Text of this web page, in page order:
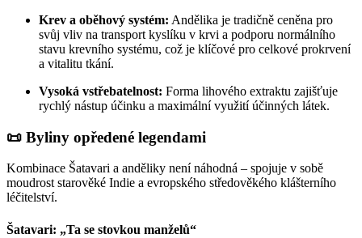
Krev a oběhový systém: Andělika je tradičně ceněna pro
svůj vliv na transport kyslíku v krvi a podporu normálního
stavu krevního systému, což je klíčové pro celkové prokrvení
a vitalitu tkání.
Vysoká vstřebatelnost: Forma lihového extraktu zajišťuje
rychlý nástup účinku a maximální využití účinných látek.
📜 Byliny opředené legendami
Kombinace Šatavari a anděliky není náhodná – spojuje v sobě
moudrost starověké Indie a evropského středověkého klášterního
léčitelství.
Šatavari: „Ta se stovkou manželů“